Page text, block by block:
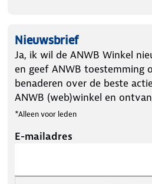
Nieuwsbrief
Ja, ik wil de ANWB Winkel
en geef ANWB toestemming
benaderen over de beste
ANWB (web)winkel en
*Alleen voor leden
E-mailadres